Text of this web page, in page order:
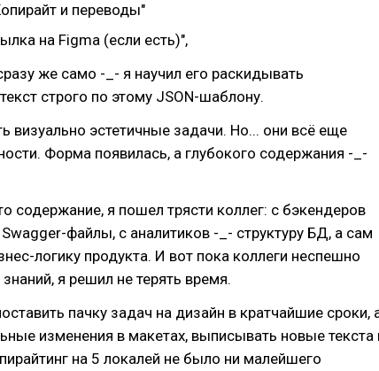
и переводы"
на Figma (если есть)",
же само -_- я научил его раскидывать
строго по этому JSON-шаблону.
визуально эстетичные задачи. Но... они всё еще
Форма появилась, а глубокого содержания -_-
содержание, я пошел трясти коллег: с бэкендеров
файлы, с аналитиков -_- структуру БД, а сам
логику продукта. И вот пока коллеги неспешно
я решил не терять время.
пачку задач на дизайн в кратчайшие сроки,
изменения в макетах, выписывать новые текста
на 5 локалей не было ни малейшего